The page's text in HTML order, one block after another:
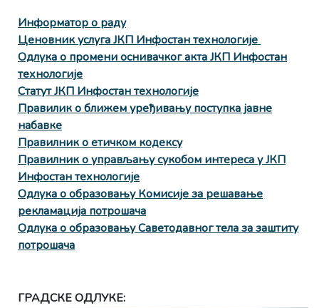
Информатор о раду
Ценовник услуга ЈКП Инфостан технологије
Одлука о промени оснивачког акта ЈКП Инфостан
технологије
Статут ЈКП Инфостан технологије
Правилик о ближем уређивању поступка јавне
набавке
Правилник о етичком кодексу
Правилник о управљању сукобом интереса у ЈКП
Инфостан технологије
Одлукa о образовању Комисије за решавање
рекламација потрошача
Одлукa о образовању Саветодавног тела за заштиту
потрошача
ГРАДСКЕ ОДЛУКЕ: